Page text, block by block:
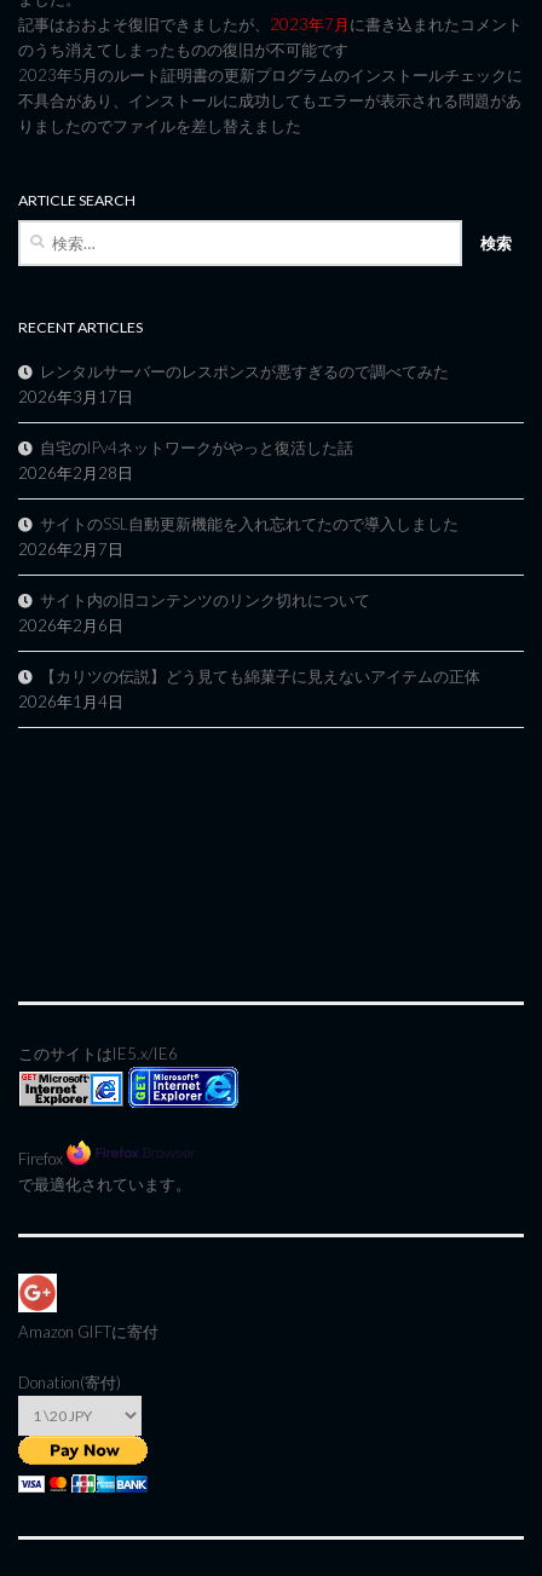
記事はおおよそ復旧できましたが、 2023年7月に書き込まれたコメント
のうち消えてしまったものの復旧が不可能です
2023年5月のルート証明書の更新プログラムのインストールチェックに
不具合があり、インストールに成功してもエラーが表示される問題があ
りましたのでファイルを差し替えました
ARTICLE SEARCH
検
RECENT ARTICLES
レンタルサーバーのレスポンスが悪すぎるので調べてみた
2026年3月17日
自宅のIPv4ネットワークがやっと復活した話
2026年2月28日
サイトのSSL自動更新機能を入れ忘れてたので導入しました
2026年2月7日
サイト内の旧コンテンツのリンク切れについて
2026年2月6日
【カリツの伝説】どう見ても綿菓子に見えないアイテムの正体
2026年1月4日
このサイトはIE5.x/IE6
Firefox
で最適化されています。
Amazon GIFTに寄付
Donation(寄付)